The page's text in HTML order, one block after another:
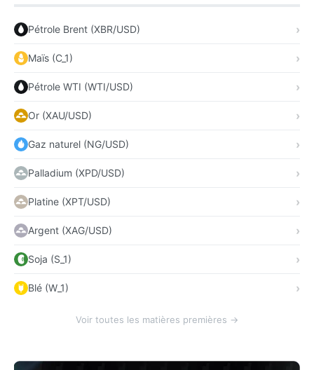
Pétrole Brent (XBR/USD)
Maïs (C_1)
Pétrole WTI (WTI/USD)
Or (XAU/USD)
Gaz naturel (NG/USD)
Palladium (XPD/USD)
Platine (XPT/USD)
Argent (XAG/USD)
Soja (S_1)
Blé (W_1)
Voir toutes les matières premières →